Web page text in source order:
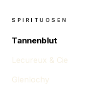
SPIRITUOSEN
Tannenblut
Lecureux & Cie
Glenlochy